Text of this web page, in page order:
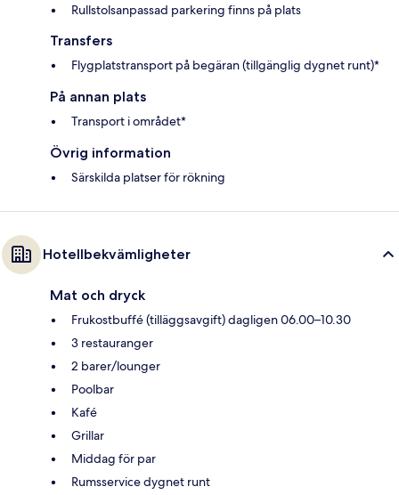
Rullstolsanpassad parkering finns på plats
Transfers
Flygplatstransport på begäran (tillgänglig dygnet runt)*
På annan plats
Transport i området*
Övrig information
Särskilda platser för rökning
Hotellbekvämligheter
Mat och dryck
Frukostbuffé (tilläggsavgift) dagligen 06.00–10.30
3 restauranger
2 barer/lounger
Poolbar
Kafé
Grillar
Middag för par
Rumsservice dygnet runt